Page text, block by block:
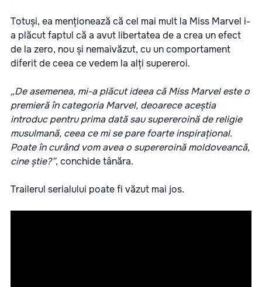
Totuși, ea menționează că cel mai mult la Miss Marvel i-
a plăcut faptul că a avut libertatea de a crea un efect
de la zero, nou și nemaivăzut, cu un comportament
diferit de ceea ce vedem la alți supereroi.
„De asemenea, mi-a plăcut ideea că Miss Marvel este o
premieră în categoria Marvel, deoarece aceștia
introduc pentru prima dată sau supereroină de religie
musulmană, ceea ce mi se pare foarte inspirațional.
Poate în curând vom avea o supereroină moldoveancă,
cine știe?”, conchide tânăra.
Trailerul serialului poate fi văzut mai jos.